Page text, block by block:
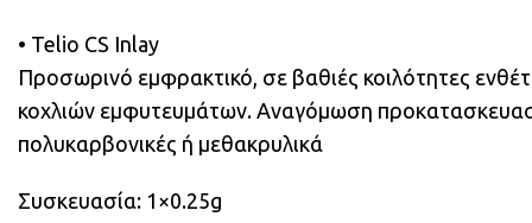
• Telio CS Inlay
Προσωρινό εμφρακτικό, σε βαθιές κοιλότητες
κοχλιών εμφυτευμάτων. Αναγόμωση
πολυκαρβονικές ή μεθακρυλικά
Συσκευασία: 1×0.25g